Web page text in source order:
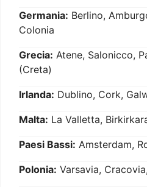
Germania: Berlino,
Colonia
Grecia: Atene, Salonicco,
(Creta)
Irlanda: Dublino, Cork,
Malta: La Valletta,
Paesi Bassi: Amsterdam,
Polonia: Varsavia,